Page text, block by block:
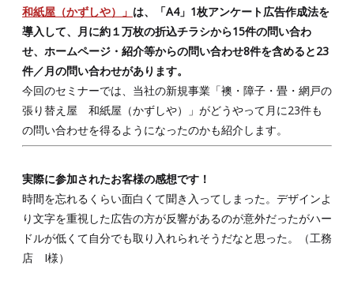
和紙屋（かずしや）」 は、「A4」1枚アンケート広告作成法を
導入して、月に約１万枚の折込チラシから15件の問い合わ
せ、ホームページ・紹介等からの問い合わせ8件を含めると23
件／月の問い合わせがあります。
今回のセミナーでは、当社の新規事業「襖・障子・畳・網戸の
張り替え屋 和紙屋（かずしや）」がどうやって月に23件も
の問い合わせを得るようになったのかも紹介します。
実際に参加されたお客様の感想です！
時間を忘れるくらい面白くて聞き入ってしまった。デザインよ
り文字を重視した広告の方が反響があるのが意外だったがハー
ドルが低くて自分でも取り入れられそうだなと思った。（工務
店 I様）